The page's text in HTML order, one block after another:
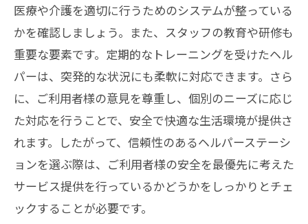
医療や介護を適切に行うためのシステムが整っている
かを確認しましょう。また、スタッフの教育や研修も
重要な要素です。定期的なトレーニングを受けたヘル
パーは、突発的な状況にも柔軟に対応できます。さら
に、ご利用者様の意見を尊重し、個別のニーズに応じ
た対応を行うことで、安全で快適な生活環境が提供さ
れます。したがって、信頼性のあるヘルパーステーシ
ョンを選ぶ際は、ご利用者様の安全を最優先に考えた
サービス提供を行っているかどうかをしっかりとチェ
ックすることが必要です。